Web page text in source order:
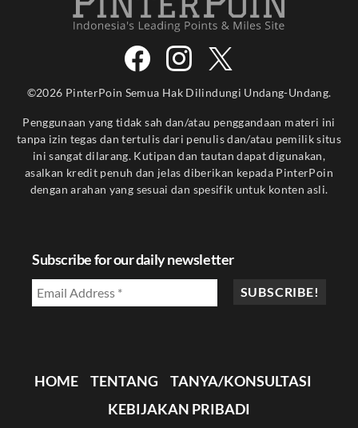
©2026 PinterPoin Semua Hak Dilindungi Undang-Undang.
Penggunaan yang tidak sah dan/atau penggandaan materi ini
tanpa izin tegas dan tertulis dari penulis dan/atau pemilik situs
ini sangat dilarang. Kutipan dan tautan dapat digunakan,
asalkan kredit penuh dan jelas diberikan kepada PinterPoin
dengan arahan yang sesuai dan spesifik untuk konten asli.
Subscribe for our daily newsletter
HOME TENTANG
TANYA/KONSULTASI
KEBIJAKAN PRIBADI